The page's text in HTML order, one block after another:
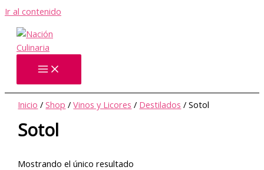
Ir al contenido
Inicio /Shop /Vinos y Licores / Destilados / Sotol
Sotol
Mostrando el único resultado